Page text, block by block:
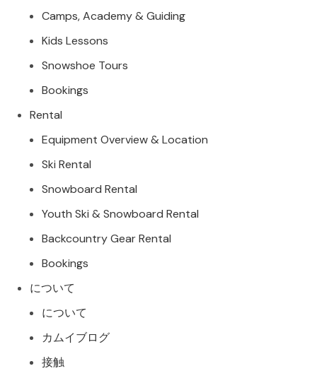
Camps, Academy & Guiding
Kids Lessons
Snowshoe Tours
Bookings
Rental
Equipment Overview & Location
Ski Rental
Snowboard Rental
Youth Ski & Snowboard Rental
Backcountry Gear Rental
Bookings
について
について
カムイブログ
接触